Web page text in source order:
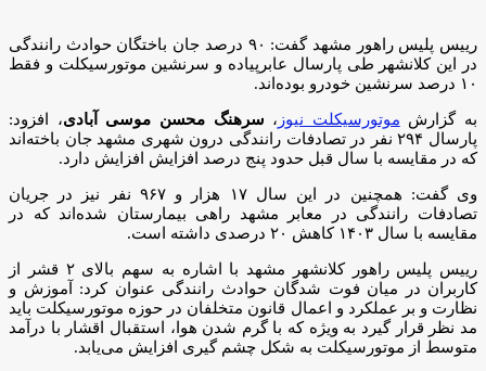
رییس پلیس راهور مشهد گفت: ۹۰ درصد جان باختگان حوادث رانندگی
در این کلانشهر طی پارسال عابرپیاده و سرنشین موتورسیکلت و فقط
۱۰ درصد سرنشین خودرو بوده‌اند.
به گزارش موتورسیکلت نیوز ، سرهنگ محسن موسی آبادی، افزود:
پارسال ۲۹۴ نفر در تصادفات رانندگی درون شهری مشهد جان باخته‌اند
که در مقایسه با سال قبل حدود پنج درصد افزایش افزایش دارد.
وی گفت: همچنین در این سال ۱۷ هزار و ۹۶۷ نفر نیز در جریان
تصادفات رانندگی در معابر مشهد راهی بیمارستان شده‌اند که در
مقایسه با سال ۱۴۰۳ کاهش ۲۰ درصدی داشته است.
رییس پلیس راهور کلانشهر مشهد با اشاره به سهم بالای ۲ قشر از
کاربران در میان فوت شدگان حوادث رانندگی عنوان کرد: آموزش و
نظارت و بر عملکرد و اعمال قانون متخلفان در حوزه موتورسیکلت باید
مد نظر قرار گیرد به ویژه که با گرم شدن هوا، استقبال اقشار با درآمد
متوسط از موتورسیکلت به شکل چشم گیری افزایش می‌یابد.